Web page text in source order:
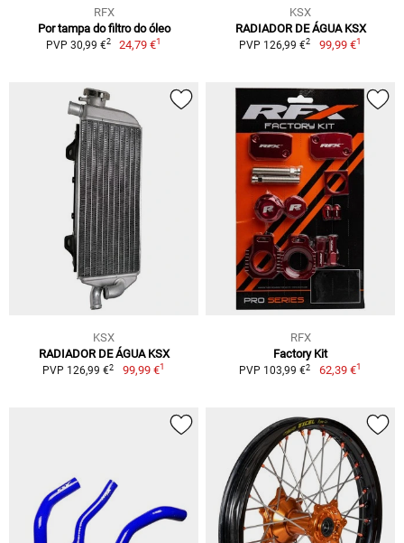
RFX
Por tampa do filtro do óleo
PVP 30,99 €2 24,79 €1
KSX
RADIADOR DE ÁGUA KSX
PVP 126,99 €2 99,99 €1
KSX
RADIADOR DE ÁGUA KSX
PVP 126,99 €2 99,99 €1
RFX
Factory Kit
PVP 103,99 €2 62,39 €1